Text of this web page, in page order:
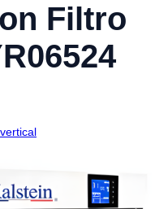
Filtro